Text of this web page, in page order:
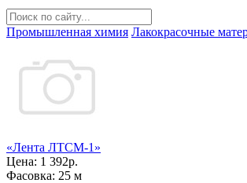
Промышленная химия Лакокрасочные
«Лента ЛТСМ-1»
Цена: 1 392р.
Фасовка: 25 м